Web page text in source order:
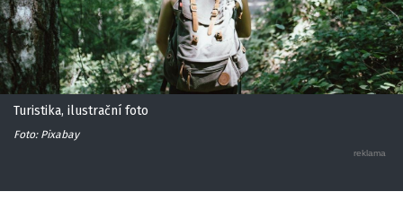
Turistika, ilustrační foto
Foto: Pixabay